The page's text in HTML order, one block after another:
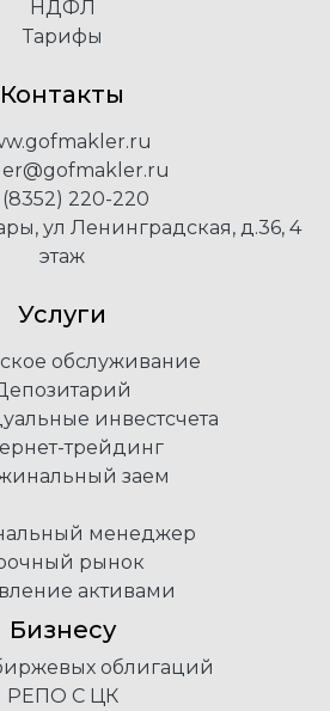
НДФЛ
Тарифы
Услуги
обслуживание
инвестсчета
трейдинг
заем
Контакты
(8352) 220-220
ул Ленинградская, д.36, 4
этаж
менеджер
рынок
активами
Бизнесу
облигаций
РЕПО С ЦК